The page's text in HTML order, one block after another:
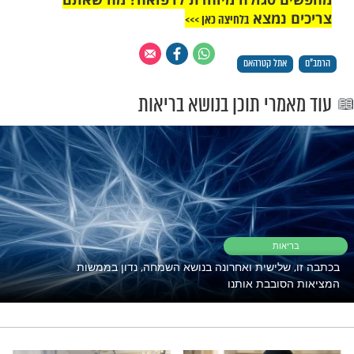
מרכז חייהם והקהילתיות חזקה מאד.
חשים תחושת משמעות - יש להם סיבה
לקום בבוקר.
כתב עוד לפני כל המחקרים על חשיבות
והנחת, ונראה כי המשפט הטוב ביותר
לסכם את העניין הוא: "שיהא אדם שם על לבו
שלם וחזק, כדי שתהיה נפשו ישרה לדעת את